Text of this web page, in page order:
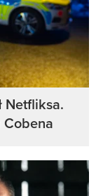
Netfliksa.